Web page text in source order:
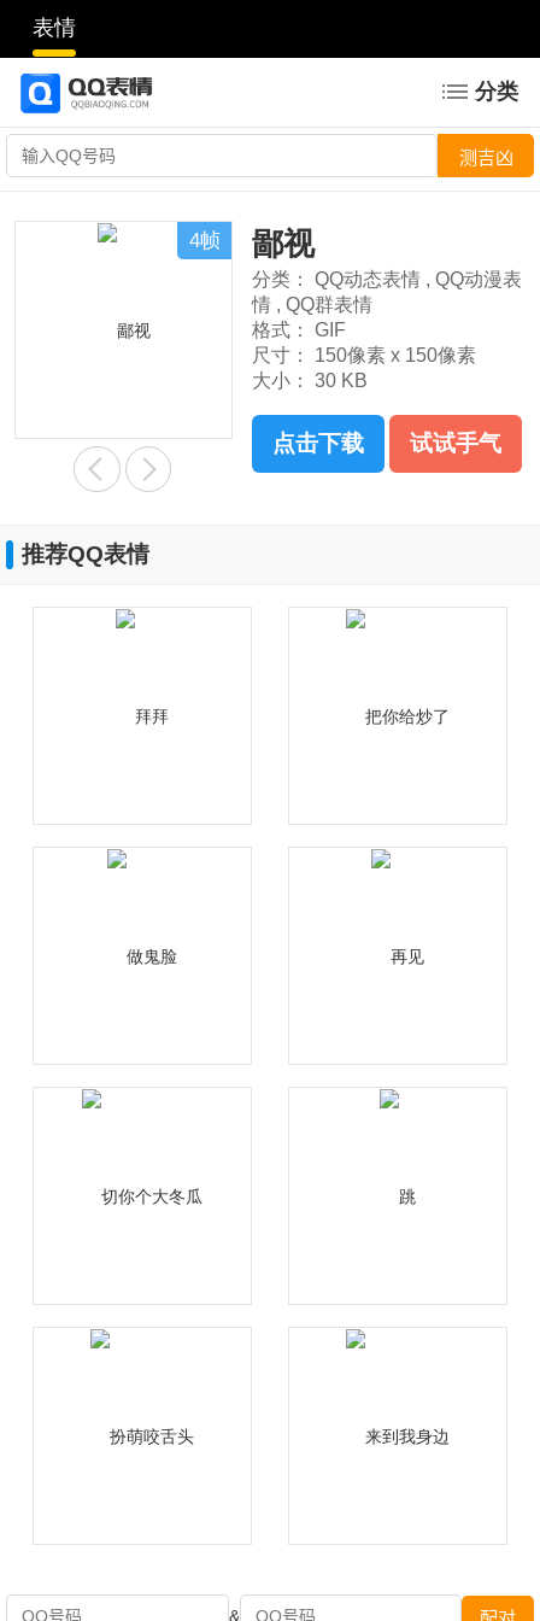
表情
分类
4帧 鄙视
分类： QQ动态表情 , QQ动漫表
情 , QQ群表情
格式：
GIF
尺寸：
150像素 x 150像素
大小：
30 KB
点击下载 试试手气
推荐QQ表情